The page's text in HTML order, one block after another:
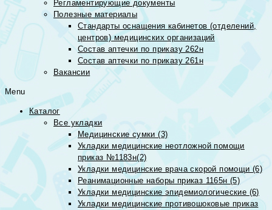
Регламентирующие документы
Полезные материалы
Стандарты оснащения кабинетов (отделений,
центров) медицинских организаций
Состав аптечки по приказу 262н
Состав аптечки по приказу 261н
Вакансии
Menu
Каталог
Все укладки
Медицинские сумки (3)
Укладки медицинские неотложной помощи
приказ №1183н(2)
Укладки медицинские врача скорой помощи (6)
Реанимационные наборы приказ 1165н (5)
Укладки медицинские эпидемиологические (6)
Укладки медицинские противошоковые приказ